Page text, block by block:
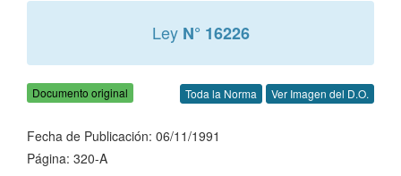
Ley N° 16226
Documento original Toda la Norma Ver Imagen del D.O.
Fecha de Publicación: 06/11/1991
Página: 320-A